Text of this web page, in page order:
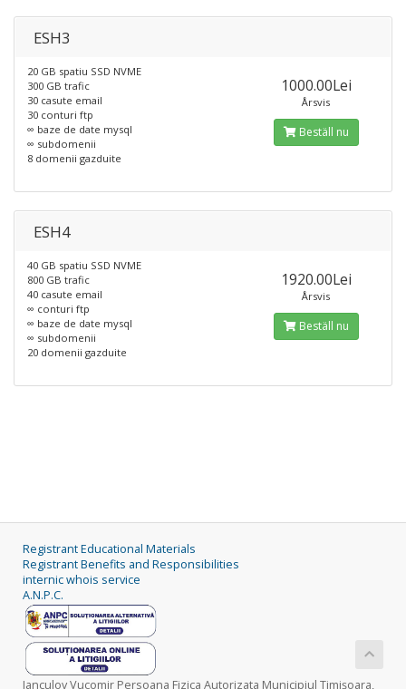
ESH3
20 GB spatiu SSD NVME
300 GB trafic
30 casute email
30 conturi ftp
∞ baze de date mysql
∞ subdomenii
8 domenii gazduite
1000.00Lei
Årsvis
Beställ nu
ESH4
40 GB spatiu SSD NVME
800 GB trafic
40 casute email
∞ conturi ftp
∞ baze de date mysql
∞ subdomenii
20 domenii gazduite
1920.00Lei
Årsvis
Beställ nu
Registrant Educational Materials
Registrant Benefits and Responsibilities
internic whois service
A.N.P.C.
Ianculov Vucomir Persoana Fizica Autorizata Municipiul Timişoara,